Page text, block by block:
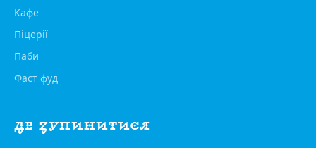
Кафе
Піцерії
Паби
Фаст фуд
ДЕ ЗУПИНИТИСЯ